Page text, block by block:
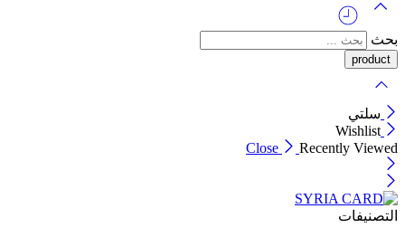
بحث
سلتي
Wishlist
Close
Recently Viewed
التصنيفات